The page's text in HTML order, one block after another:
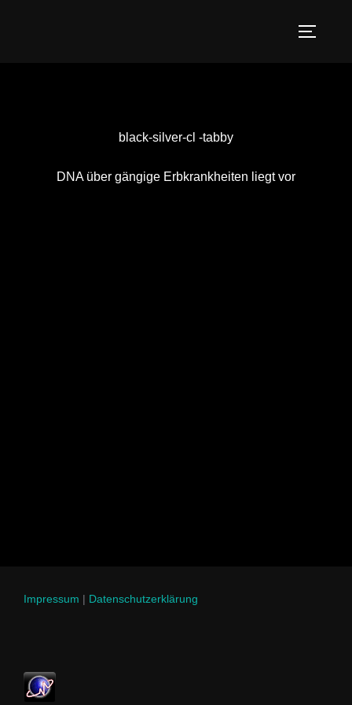
black-silver-cl -tabby
DNA über gängige Erbkrankheiten liegt vor
Impressum | Datenschutzerklärung